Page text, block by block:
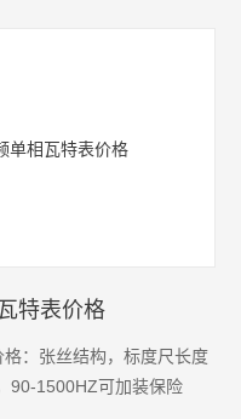
特表价格
：张丝结构，标度尺长度
90-1500HZ可加装保险